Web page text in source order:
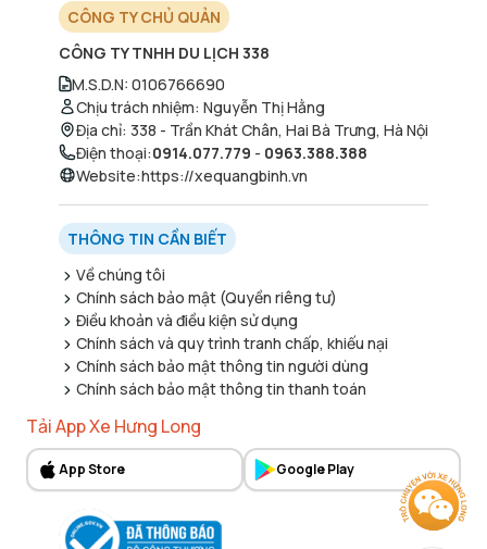
CÔNG TY CHỦ QUẢN
CÔNG TY TNHH DU LỊCH 338
M.S.D.N: 0106766690
Chịu trách nhiệm: Nguyễn Thị Hằng
Địa chỉ: 338 - Trần Khát Chân, Hai Bà Trưng, Hà Nội
Điện thoại:0914.077.779 - 0963.388.388
Website:https://xequangbinh.vn
THÔNG TIN CẦN BIẾT
Về chúng tôi
Chính sách bảo mật (Quyền riêng tư)
Điều khoản và điều kiện sử dụng
Chính sách và quy trình tranh chấp, khiếu nại
Chính sách bảo mật thông tin người dùng
Chính sách bảo mật thông tin thanh toán
Tải App Xe Hưng Long
App Store Google Play